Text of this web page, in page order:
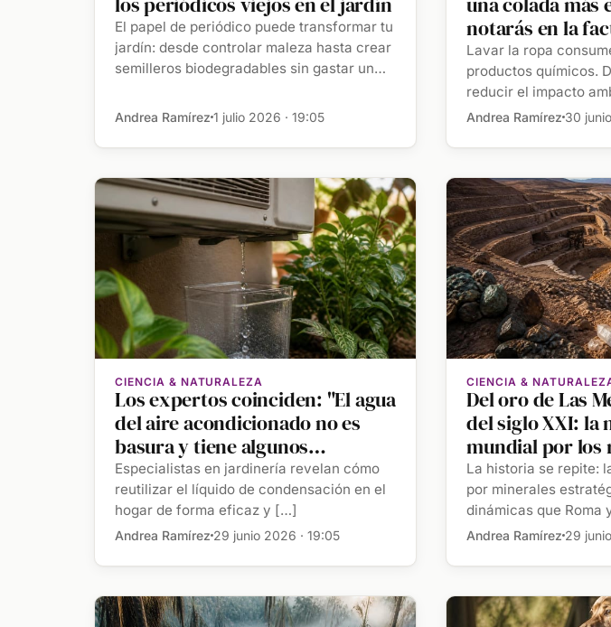
El papel de periódico puede transformar tu
jardín: desde controlar maleza hasta crear
semilleros biodegradables sin gastar un
Andrea Ramírez 1 julio 2026 · 19:05
notarás en la
Lavar la ropa
productos químicos.
reducir el impacto
lavadora y ahorrar
Andrea Ramírez 30
CIENCIA & NATURALEZA
Los expertos coinciden: "El agua
del aire acondicionado no es
basura y tiene algunos
beneficios que se pueden
aprovechar"
Especialistas en jardinería revelan cómo
reutilizar el líquido de condensación en el
hogar de forma eficaz y […]
Andrea Ramírez 29 junio 2026 · 19:05
CIENCIA &
Del oro de Las
del siglo XXI: la
mundial por los
energéticos
La historia se repite:
por minerales
dinámicas que Roma
[…]
Andrea Ramírez 29